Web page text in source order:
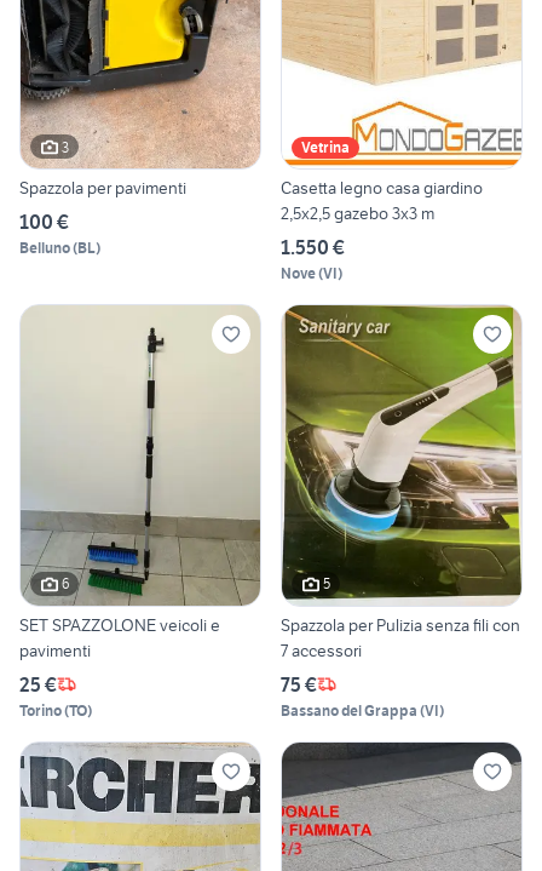
3
Spazzola per pavimenti
100 €
Belluno(BL)
Vetrina
Casetta legno casa giardino
2,5x2,5 gazebo 3x3 m
1.550 €
Nove(VI)
6
SET SPAZZOLONE veicoli e
pavimenti
25 €
Torino(TO)
5
Spazzola per Pulizia senza fili con
7 accessori
75 €
Bassano del Grappa (VI)